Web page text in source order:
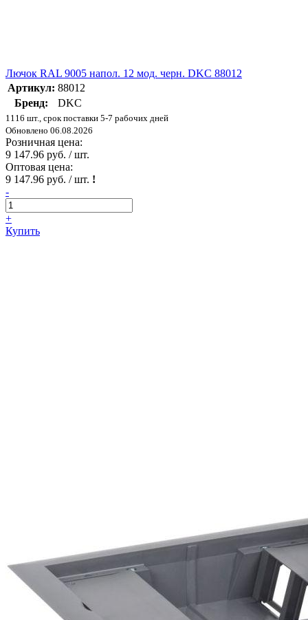
Лючок RAL 9005 напол. 12 мод. черн. DKC 88012
Артикул: 88012
Бренд:
DKC
1116 шт., срок поставки 5-7 рабочих дней
Обновлено 06.08.2026
Розничная цена:
9 147.96 руб. / шт.
Оптовая цена:
9 147.96 руб. / шт. !
-
+
Купить